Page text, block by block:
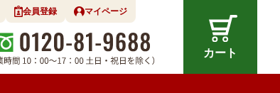
会員登録 マイページ
カート